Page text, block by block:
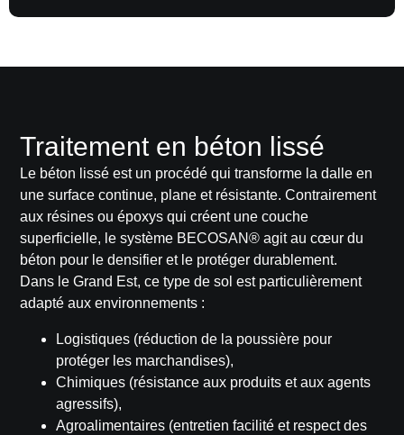
Traitement en béton lissé
Le béton lissé est un procédé qui transforme la dalle en
une surface continue, plane et résistante. Contrairement
aux résines ou époxys qui créent une couche
superficielle, le système BECOSAN® agit au cœur du
béton pour le densifier et le protéger durablement.
Dans le Grand Est, ce type de sol est particulièrement
adapté aux environnements :
Logistiques (réduction de la poussière pour
protéger les marchandises),
Chimiques (résistance aux produits et aux agents
agressifs),
Agroalimentaires (entretien facilité et respect des